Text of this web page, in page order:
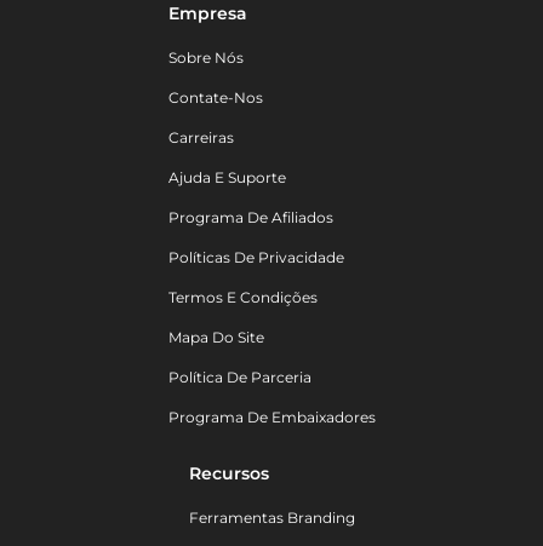
Empresa
Sobre Nós
Contate-Nos
Carreiras
Ajuda E Suporte
Programa De Afiliados
Políticas De Privacidade
Termos E Condições
Mapa Do Site
Política De Parceria
Programa De Embaixadores
Recursos
Ferramentas Branding